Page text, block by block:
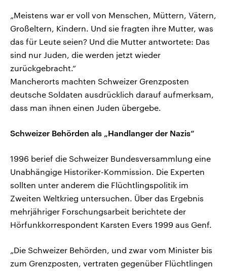
„Meistens war er voll von Menschen, Müttern, Vätern,
Großeltern, Kindern. Und sie fragten ihre Mutter, was
das für Leute seien? Und die Mutter antwortete: Das
sind nur Juden, die werden jetzt wieder
zurückgebracht.“
Mancherorts machten Schweizer Grenzposten
deutsche Soldaten ausdrücklich darauf aufmerksam,
dass man ihnen einen Juden übergebe.
Schweizer Behörden als „Handlanger der Nazis“
1996 berief die Schweizer Bundesversammlung eine
Unabhängige Historiker-Kommission. Die Experten
sollten unter anderem die Flüchtlingspolitik im
Zweiten Weltkrieg untersuchen. Über das Ergebnis
mehrjähriger Forschungsarbeit berichtete der
Hörfunkkorrespondent Karsten Evers 1999 aus Genf.
„Die Schweizer Behörden, und zwar vom Minister bis
zum Grenzposten, vertraten gegenüber Flüchtlingen